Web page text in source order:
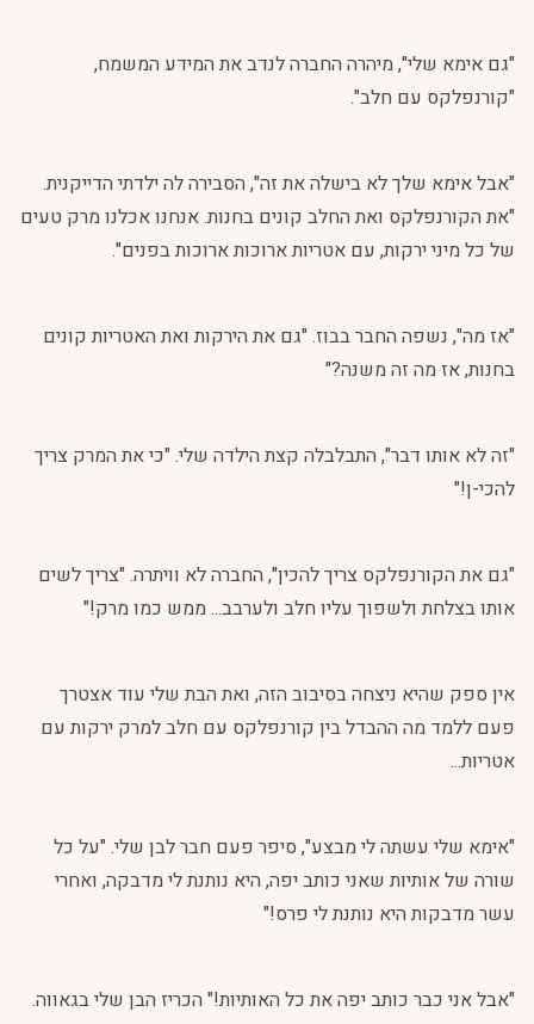
"גם אימא שלי", מיהרה החברה לנדב את המידע המשמח,
"קורנפלקס עם חלב".
"אבל אימא שלך לא בישלה את זה", הסבירה לה ילדתי הדייקנית.
"את הקורנפלקס ואת החלב קונים בחנות. אנחנו אכלנו מרק טעים
של כל מיני ירקות, עם אטריות ארוכות ארוכות בפנים".
"אז מה", נשפה החבר בבוז. "גם את הירקות ואת האטריות קונים
בחנות, אז מה זה משנה?"
"זה לא אותו דבר", התבלבלה קצת הילדה שלי. "כי את המרק צריך
להכי-ן!"
"גם את הקורנפלקס צריך להכין", החברה לא וויתרה. "צריך לשים
אותו בצלחת ולשפוך עליו חלב ולערבב... ממש כמו מרק!"
אין ספק שהיא ניצחה בסיבוב הזה, ואת הבת שלי עוד אצטרך
פעם ללמד מה ההבדל בין קורנפלקס עם חלב למרק ירקות עם
אטריות...
"אימא שלי עשתה לי מבצע", סיפר פעם חבר לבן שלי. "על כל
שורה של אותיות שאני כותב יפה, היא נותנת לי מדבקה, ואחרי
עשר מדבקות היא נותנת לי פרס!"
"אבל אני כבר כותב יפה את כל האותיות!" הכריז הבן שלי בגאווה.